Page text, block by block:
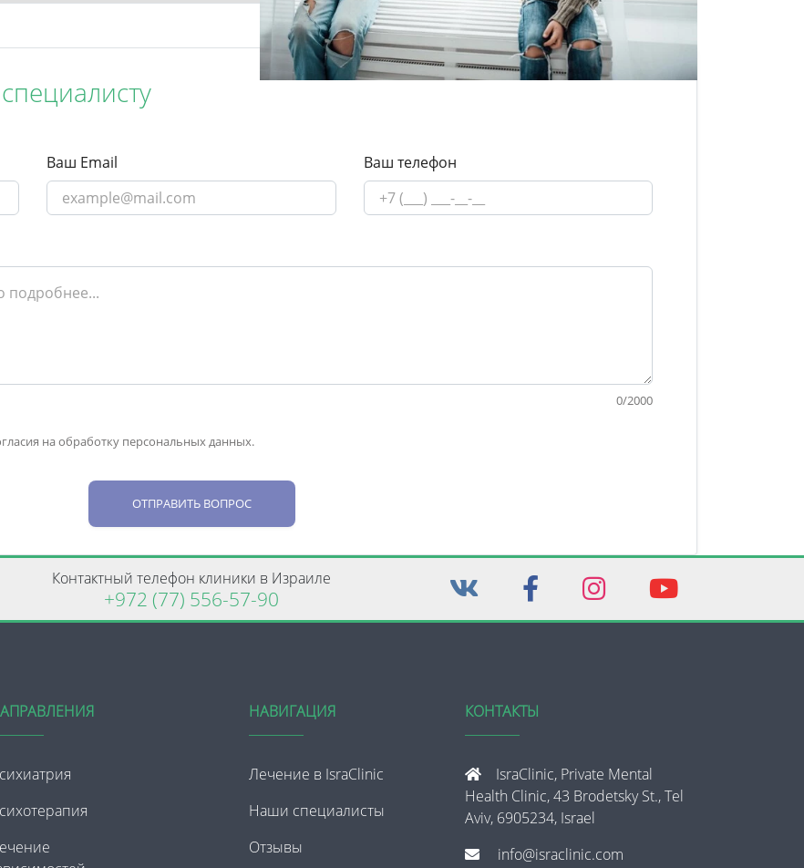
Ваш Email Ваш телефон
0/2000
на обработку персональных данных.
ОТПРАВИТЬ ВОПРОС
Контактный телефон клиники в Израиле
+972 (77) 556-57-90
НАВИГАЦИЯ
Лечение в IsraClinic
Наши специалисты
Отзывы
КОНТАКТЫ
IsraClinic, Private Mental
Health Clinic, 43 Brodetsky St., Tel
Aviv, 6905234, Israel
info@israclinic.com